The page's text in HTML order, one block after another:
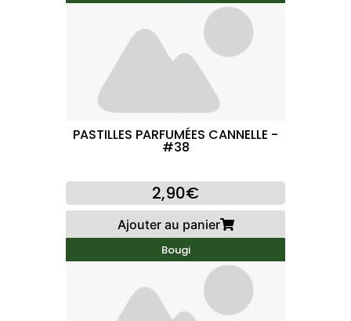
PASTILLES PARFUMÉES CANNELLE -
#38
2,90€
Ajouter au panier
Bougi